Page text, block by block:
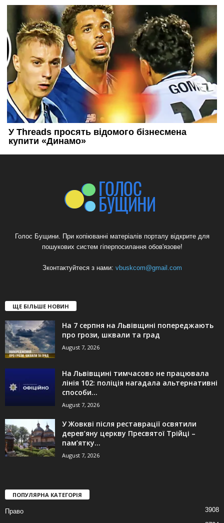
Голос Бущини. При копіюванні матеріалів порталу відкрите для
пошукових систем гіперпосилання обов'язове!
Зконтактуйтеся з нами: vbuskcom@gmail.com
ЩЕ БІЛЬШЕ НОВИН
На 7 серпня на Львівщині попереджають
про грози, шквали та град
August 7, 2026
На Львівщині тимчасово не працювала
лінія 102: поліція нагадала альтернативні
способи...
August 7, 2026
У Жовкві після реставрації освятили
дерев’яну церкву Пресвятої Трійці –
пам’ятку...
August 7, 2026
ПОПУЛЯРНА КАТЕГОРІЯ
Право 3908